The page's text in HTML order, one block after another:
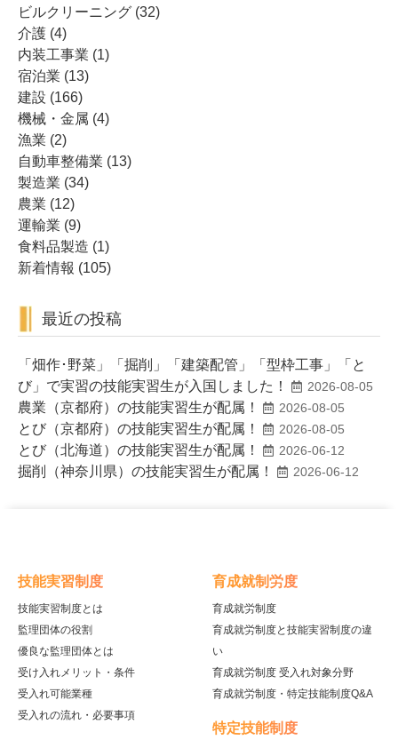
ビルクリーニング (32)
介護 (4)
内装工事業 (1)
宿泊業 (13)
建設 (166)
機械・金属 (4)
漁業 (2)
自動車整備業 (13)
製造業 (34)
農業 (12)
運輸業 (9)
食料品製造 (1)
新着情報 (105)
最近の投稿
「畑作･野菜」「掘削」「建築配管」「型枠工事」「と
び」で実習の技能実習生が入国しました！
2026-08-05
農業（京都府）の技能実習生が配属！ 2026-08-05
とび（京都府）の技能実習生が配属！ 2026-08-05
とび（北海道）の技能実習生が配属！ 2026-06-12
掘削（神奈川県）の技能実習生が配属！ 2026-06-12
技能実習制度
技能実習制度とは
監理団体の役割
優良な監理団体とは
受け入れメリット・条件
受入れ可能業種
受入れの流れ・必要事項
育成就制労度
育成就労制度
育成就労制度と技能実習制度の違
い
育成就労制度 受入れ対象分野
育成就労制度・特定技能制度Q&A
特定技能制度